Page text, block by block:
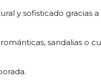
y sofisticado gracias
sandalias o